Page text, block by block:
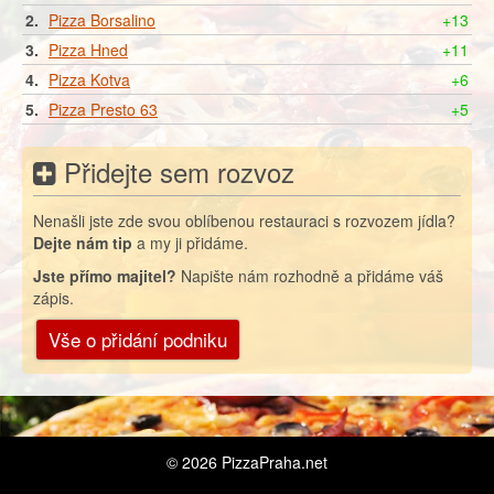
2. Pizza Borsalino
+13
3. Pizza Hned
+11
4. Pizza Kotva
+6
5. Pizza Presto 63 +5
Přidejte sem rozvoz
Nenašli jste zde svou oblíbenou restauraci s rozvozem jídla?
Dejte nám tip a my ji přidáme.
Jste přímo majitel? Napište nám rozhodně a přidáme váš
zápis.
Vše o přidání podniku
© 2026 PizzaPraha.net